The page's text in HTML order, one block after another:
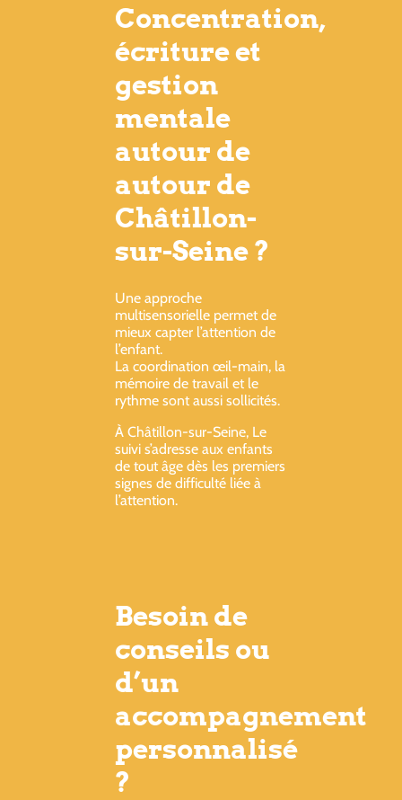
Concentration,
écriture et
gestion
mentale
autour de
autour de
Châtillon-
sur-Seine ?
Une approche
multisensorielle permet de
mieux capter l’attention de
l’enfant.
La coordination œil-main, la
mémoire de travail et le
rythme sont aussi sollicités.
À Châtillon-sur-Seine, Le
suivi s’adresse aux enfants
de tout âge dès les premiers
signes de difficulté liée à
l’attention.
Besoin de
conseils ou
d’un
accompagnement
personnalisé
?